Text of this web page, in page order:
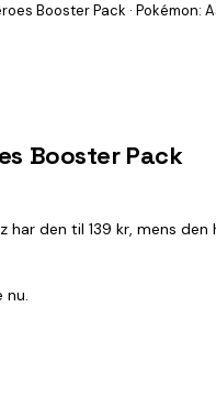
Booster Pack ·
Booster Pack
har den til 139 kr, mens
nu.